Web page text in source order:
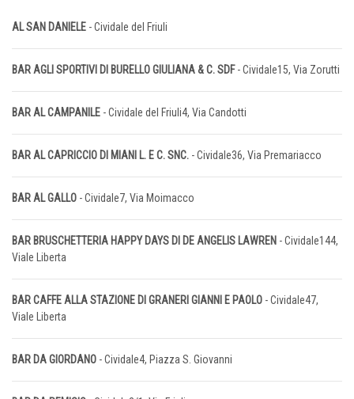
AL SAN DANIELE - Cividale del Friuli
BAR AGLI SPORTIVI DI BURELLO GIULIANA & C. SDF- Cividale15, Via Zorutti
BAR AL CAMPANILE - Cividale del Friuli4, Via Candotti
BAR AL CAPRICCIO DI MIANI L. E C. SNC. - Cividale36, Via Premariacco
BAR AL GALLO - Cividale7, Via Moimacco
BAR BRUSCHETTERIA HAPPY DAYS DI DE ANGELIS LAWREN - Cividale144,
Viale Liberta
BAR CAFFE ALLA STAZIONE DI GRANERI GIANNI E PAOLO - Cividale47,
Viale Liberta
BAR DA GIORDANO - Cividale4, Piazza S. Giovanni